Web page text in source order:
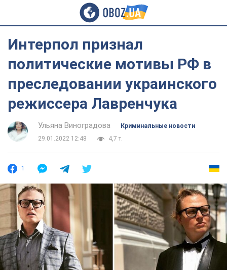
Интерпол признал
политические мотивы РФ в
преследовании украинского
режиссера Лавренчука
Ульяна Виноградова
Криминальные новости
29.01.2022 12:48
4,7 т.
1